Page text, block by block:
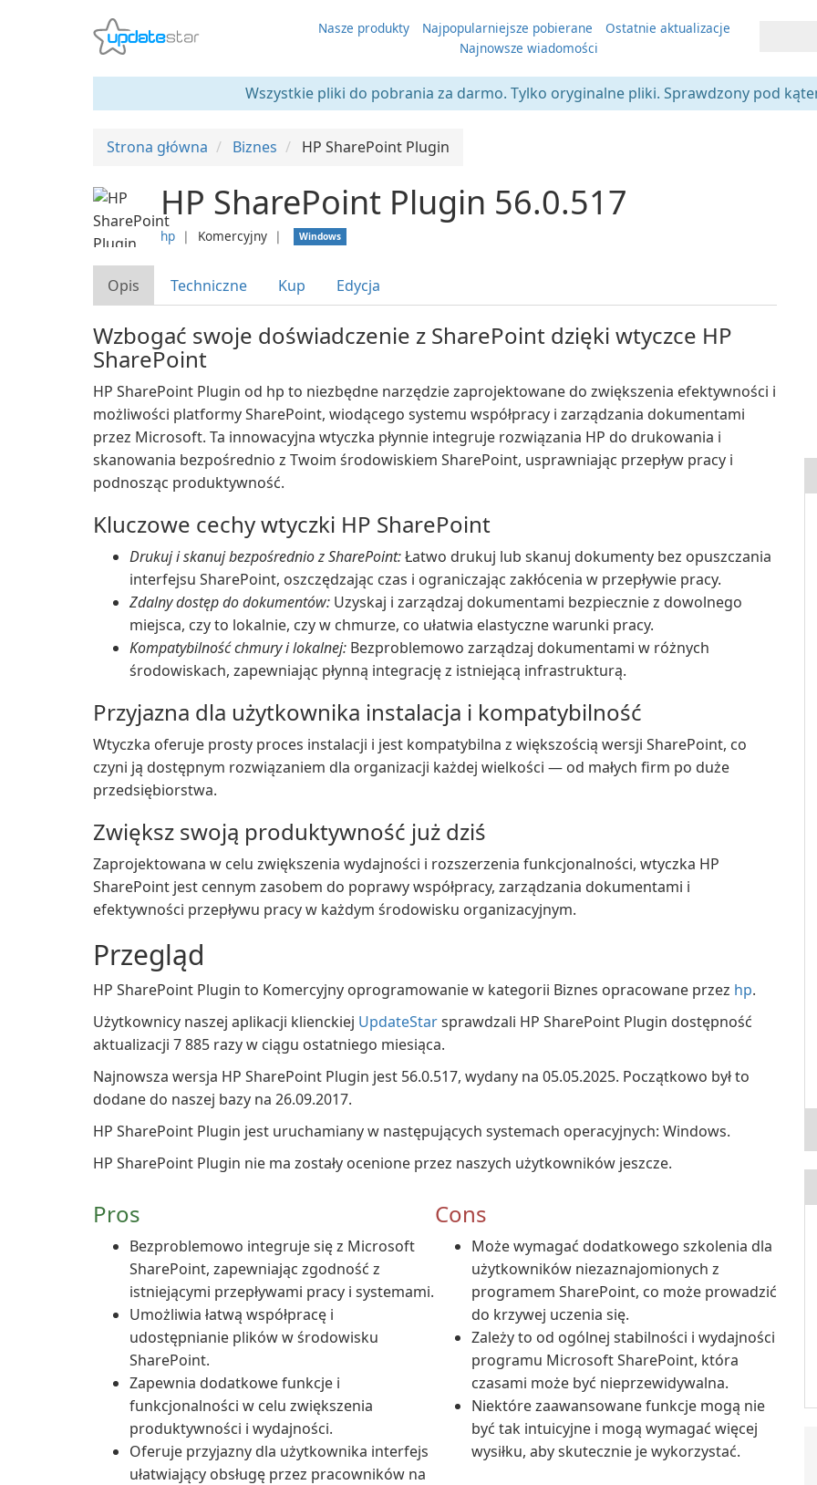
Nasze produkty Najpopularniejsze pobierane
Ostatnie aktualizacje
Najnowsze wiadomości
Wszystkie pliki do pobrania za darmo. Tylko oryginalne pliki. Sprawdzony pod
Strona główna Biznes HP SharePoint Plugin
HP SharePoint Plugin 56.0.517
hp ❘ Komercyjny ❘ Windows
Opis Techniczne Kup Edycja
Wzbogać swoje doświadczenie z SharePoint dzięki wtyczce HP
SharePoint
HP SharePoint Plugin od hp to niezbędne narzędzie zaprojektowane do zwiększenia efektywności i
możliwości platformy SharePoint, wiodącego systemu współpracy i zarządzania dokumentami
przez Microsoft. Ta innowacyjna wtyczka płynnie integruje rozwiązania HP do drukowania i
skanowania bezpośrednio z Twoim środowiskiem SharePoint, usprawniając przepływ pracy i
podnosząc produktywność.
Kluczowe cechy wtyczki HP SharePoint
Drukuj i skanuj bezpośrednio z SharePoint:Łatwo drukuj lub skanuj dokumenty bez opuszczania
interfejsu SharePoint, oszczędzając czas i ograniczając zakłócenia w przepływie pracy.
Zdalny dostęp do dokumentów: Uzyskaj i zarządzaj dokumentami bezpiecznie z dowolnego
miejsca, czy to lokalnie, czy w chmurze, co ułatwia elastyczne warunki pracy.
Kompatybilność chmury i lokalnej: Bezproblemowo zarządzaj dokumentami w różnych
środowiskach, zapewniając płynną integrację z istniejącą infrastrukturą.
Przyjazna dla użytkownika instalacja i kompatybilność
Wtyczka oferuje prosty proces instalacji i jest kompatybilna z większością wersji SharePoint, co
czyni ją dostępnym rozwiązaniem dla organizacji każdej wielkości — od małych firm po duże
przedsiębiorstwa.
Zwiększ swoją produktywność już dziś
Zaprojektowana w celu zwiększenia wydajności i rozszerzenia funkcjonalności, wtyczka HP
SharePoint jest cennym zasobem do poprawy współpracy, zarządzania dokumentami i
efektywności przepływu pracy w każdym środowisku organizacyjnym.
Przegląd
HP SharePoint Plugin to Komercyjny oprogramowanie w kategorii Biznes opracowane przez hp.
Użytkownicy naszej aplikacji klienckiej UpdateStarsprawdzali HP SharePoint Plugin dostępność
aktualizacji 7 885 razy w ciągu ostatniego miesiąca.
Najnowsza wersja HP SharePoint Plugin jest 56.0.517, wydany na 05.05.2025. Początkowo był to
dodane do naszej bazy na 26.09.2017.
HP SharePoint Plugin jest uruchamiany w następujących systemach operacyjnych: Windows.
HP SharePoint Plugin nie ma zostały ocenione przez naszych użytkowników jeszcze.
Pros
Bezproblemowo integruje się z Microsoft
SharePoint, zapewniając zgodność z
istniejącymi przepływami pracy i systemami.
Umożliwia łatwą współpracę i
udostępnianie plików w środowisku
SharePoint.
Zapewnia dodatkowe funkcje i
funkcjonalności w celu zwiększenia
produktywności i wydajności.
Oferuje przyjazny dla użytkownika interfejs
ułatwiający obsługę przez pracowników na
Cons
Może wymagać dodatkowego szkolenia dla
użytkowników niezaznajomionych z
programem SharePoint, co może prowadzić
do krzywej uczenia się.
Zależy to od ogólnej stabilności i wydajności
programu Microsoft SharePoint, która
czasami może być nieprzewidywalna.
Niektóre zaawansowane funkcje mogą nie
być tak intuicyjne i mogą wymagać więcej
wysiłku, aby skutecznie je wykorzystać.